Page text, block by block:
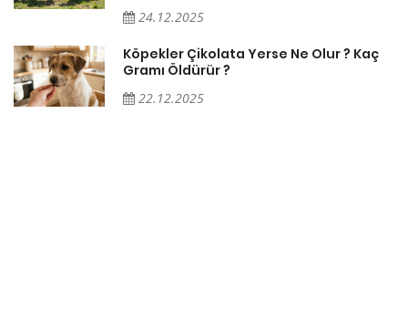
24.12.2025
Köpekler Çikolata Yerse Ne Olur ? Kaç
Gramı Öldürür ?
22.12.2025